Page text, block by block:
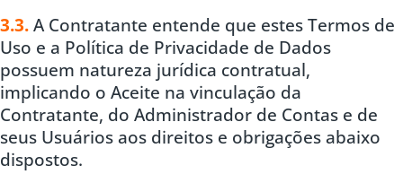
3.3. A Contratante entende que estes Termos de
Uso e a Política de Privacidade de Dados
possuem natureza jurídica contratual,
implicando o Aceite na vinculação da
Contratante, do Administrador de Contas e de
seus Usuários aos direitos e obrigações abaixo
dispostos.